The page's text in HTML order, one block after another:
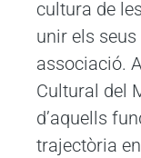
cultura de
unir els
associació.
Cultural del
d’aquells
trajectòria